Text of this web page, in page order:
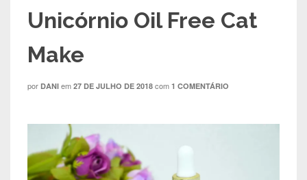
Unicórnio Oil Free Cat
Make
por DANI em 27 DE JULHO DE 2018 com 1 COMENTÁRIO